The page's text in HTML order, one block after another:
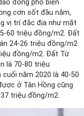
động phổ biến
cơn sốt đầu năm,
vị trí đắc địa như mặt
60 triệu đồng/m2. Đất
24-26 triệu đồng/m2
đồng/m2. Đất Từ
là 70-80 triệu
năm 2020 là 40-50
ở Tân Hồng cũng
triệu đồng/m2.